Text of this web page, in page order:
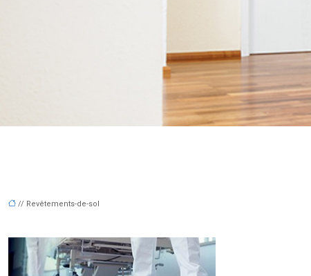
// Revêtements-de-sol